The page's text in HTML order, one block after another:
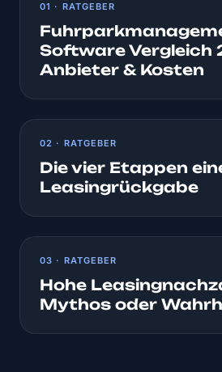
01 · RATGEBER
Software Vergleich
Anbieter & Kosten
02 · RATGEBER
Die vier Etappen
Leasingrückgabe
03 · RATGEBER
Hohe
Mythos oder